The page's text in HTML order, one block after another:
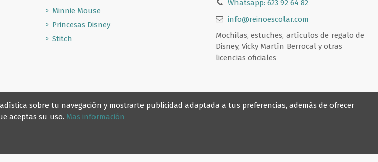
Minnie Mouse
Princesas Disney
Stitch
Whatsapp: 623 92 64 82
info@reinoescolar.com
Mochilas, estuches, artículos de regalo de
Disney, Vicky Martín Berrocal y otras
licencias oficiales
sobre tu navegación y mostrarte publicidad adaptada a tus preferencias, además de ofrecer
aceptas su uso. Mas información